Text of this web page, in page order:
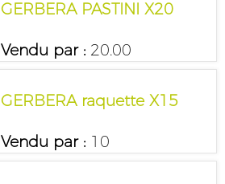
GERBERA PASTINI X20
Vendu par :20.00
GERBERA raquette X15
Vendu par :10